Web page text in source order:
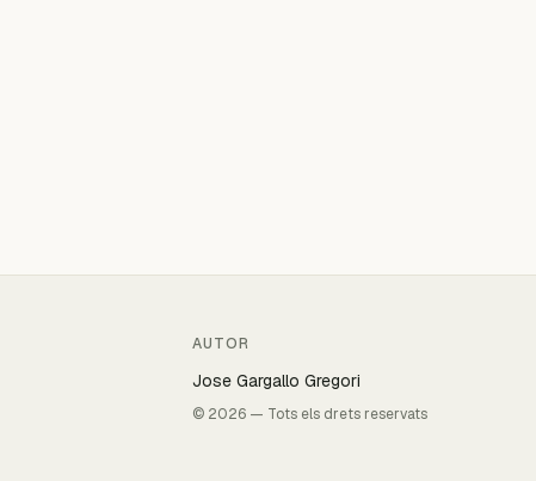
AUTOR
Jose Gargallo Gregori
© 2026 — Tots els drets reservats